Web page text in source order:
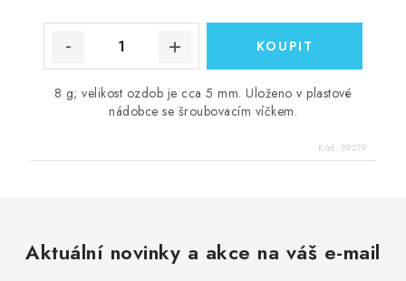
8 g; velikost ozdob je cca 5 mm. Uloženo v plastové
nádobce se šroubovacím víčkem.
Kód: 89279
Aktuální novinky a akce na váš e-mail